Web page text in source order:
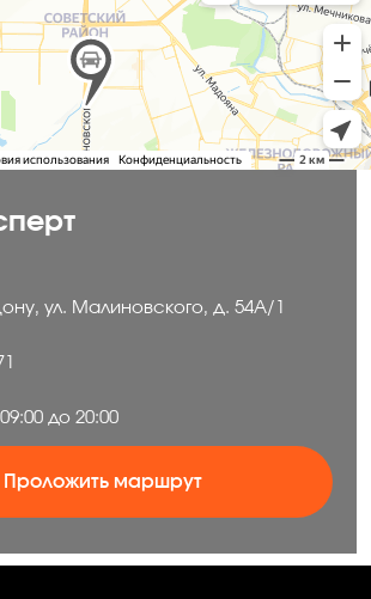
ул. Малиновского, д. 54A/1
до 20:00
Проложить маршрут